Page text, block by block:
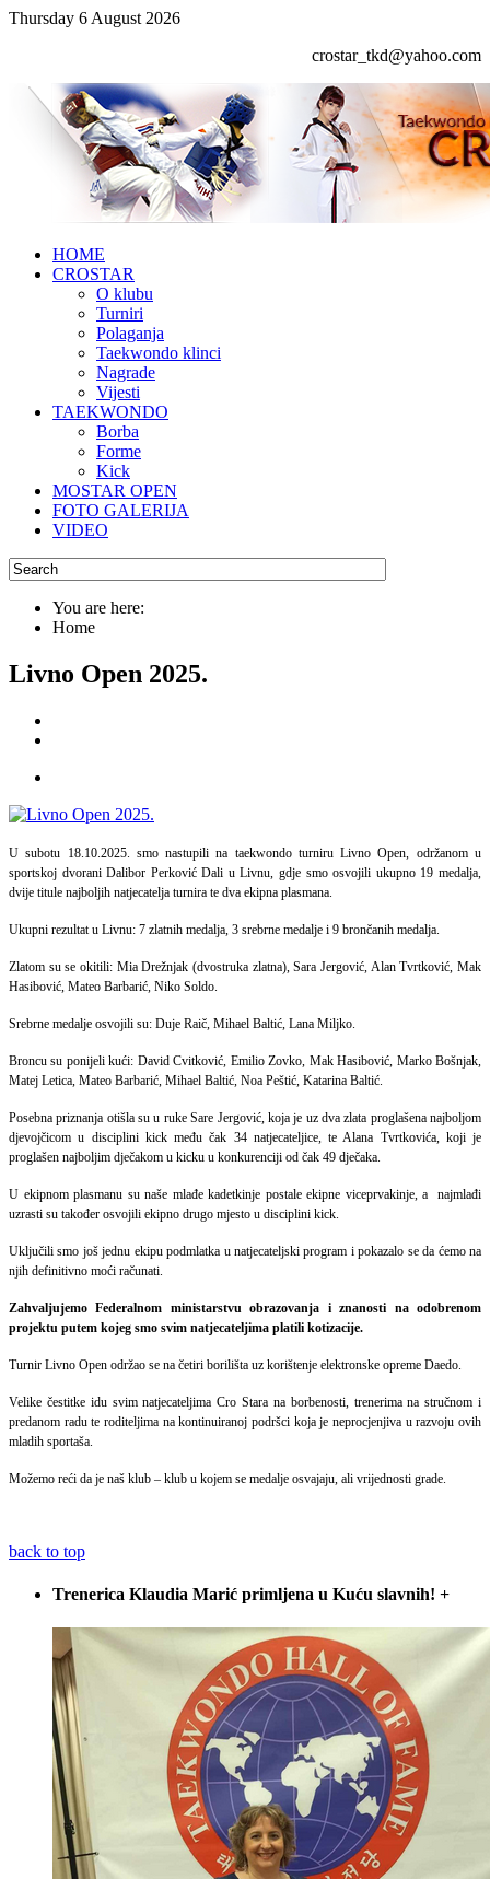
Thursday 6 August 2026
crostar_tkd@yahoo.com
HOME
CROSTAR
O klubu
Turniri
Polaganja
Taekwondo klinci
Nagrade
Vijesti
TAEKWONDO
Borba
Forme
Kick
MOSTAR OPEN
FOTO GALERIJA
VIDEO
You are here:
Home
Livno Open 2025.
U subotu 18.10.2025. smo nastupili na taekwondo turniru Livno Open, održanom u
sportskoj dvorani Dalibor Perković Dali u Livnu, gdje smo osvojili ukupno 19 medalja,
dvije titule najboljih natjecatelja turnira te dva ekipna plasmana.
Ukupni rezultat u Livnu: 7 zlatnih medalja, 3 srebrne medalje i 9 brončanih medalja.
Zlatom su se okitili: Mia Drežnjak (dvostruka zlatna), Sara Jergović, Alan Tvrtković, Mak
Hasibović, Mateo Barbarić, Niko Soldo.
Srebrne medalje osvojili su: Duje Raič, Mihael Baltić, Lana Miljko.
Broncu su ponijeli kući: David Cvitković, Emilio Zovko, Mak Hasibović, Marko Bošnjak,
Matej Letica, Mateo Barbarić, Mihael Baltić, Noa Peštić, Katarina Baltić.
Posebna priznanja otišla su u ruke Sare Jergović, koja je uz dva zlata proglašena najboljom
djevojčicom u disciplini kick među čak 34 natjecateljice, te Alana Tvrtkovića, koji je
proglašen najboljim dječakom u kicku u konkurenciji od čak 49 dječaka.
U ekipnom plasmanu su naše mlađe kadetkinje postale ekipne viceprvakinje, a najmlađi
uzrasti su također osvojili ekipno drugo mjesto u disciplini kick.
Uključili smo još jednu ekipu podmlatka u natjecateljski program i pokazalo se da ćemo na
njih definitivno moći računati.
Zahvaljujemo Federalnom ministarstvu obrazovanja i znanosti na odobrenom
projektu putem kojeg smo svim natjecateljima platili kotizacije.
Turnir Livno Open održao se na četiri borilišta uz korištenje elektronske opreme Daedo.
Velike čestitke idu svim natjecateljima Cro Stara na borbenosti, trenerima na stručnom i
predanom radu te roditeljima na kontinuiranoj podršci koja je neprocjenjiva u razvoju ovih
mladih sportaša.
Možemo reći da je naš klub – klub u kojem se medalje osvajaju, ali vrijednosti grade.
back to top
Trenerica Klaudia Marić primljena u Kuću slavnih! +